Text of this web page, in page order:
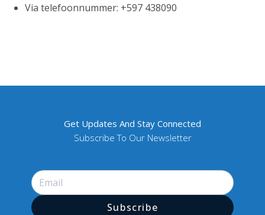
Via telefoonnummer: +597 438090
Get Updates And Stay Connected
Subscribe To Our Newsletter
Subscribe